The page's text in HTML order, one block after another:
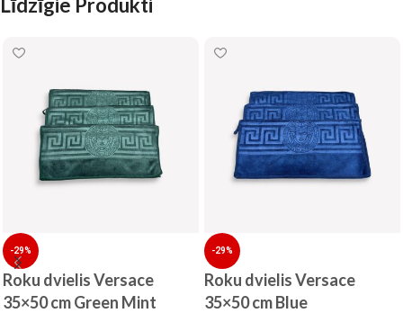
Līdzīgie Produkti
-29%
Roku dvielis Versace
35×50 cm Green Mint
-29%
Roku dvielis Versace
35×50 cm Blue